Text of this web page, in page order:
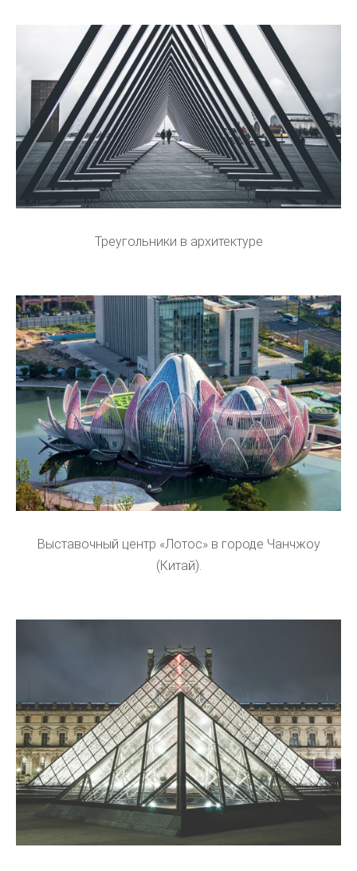
Треугольники в архитектуре
Выставочный центр «Лотос» в городе Чанчжоу
(Китай).